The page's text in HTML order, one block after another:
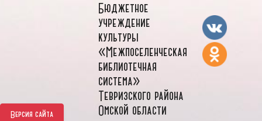
Версия сайта
Бюджетное
учреждение
культуры
«Межпоселенческая
библиотечная
система»
Тевризского района
Омской области